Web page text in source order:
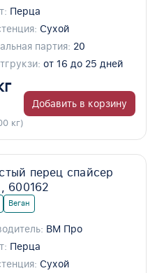
Перца
Сухой
партия: 20
от 16 до 25 дней
кг)
Добавить в корзину
перец спайсер
600162
Веган
ВМ Про
Перца
Сухой